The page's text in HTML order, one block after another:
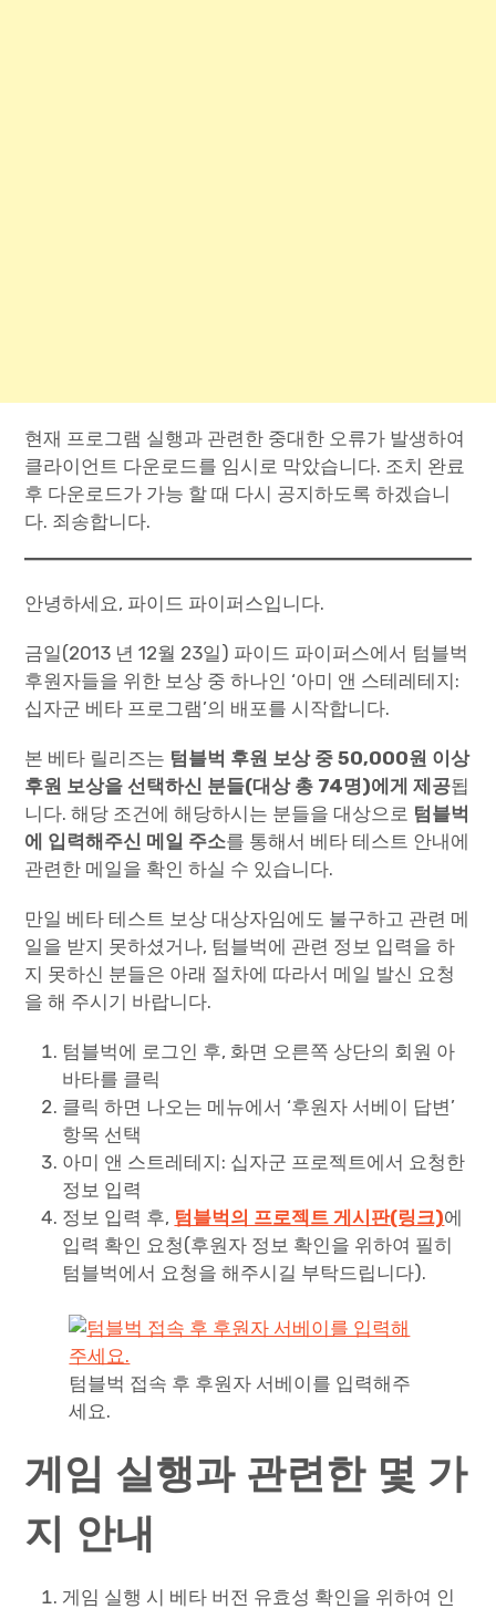
현재 프로그램 실행과 관련한 중대한 오류가 발생하여
클라이언트 다운로드를 임시로 막았습니다. 조치 완료
후 다운로드가 가능 할 때 다시 공지하도록 하겠습니
다. 죄송합니다.
안녕하세요, 파이드 파이퍼스입니다.
금일(2013 년 12월 23일) 파이드 파이퍼스에서 텀블벅
후원자들을 위한 보상 중 하나인 ‘아미 앤 스테레테지:
십자군 베타 프로그램’의 배포를 시작합니다.
본 베타 릴리즈는 텀블벅 후원 보상 중 50,000원 이상
후원 보상을 선택하신 분들(대상 총 74명)에게 제공됩
니다. 해당 조건에 해당하시는 분들을 대상으로 텀블벅
에 입력해주신 메일 주소를 통해서 베타 테스트 안내에
관련한 메일을 확인 하실 수 있습니다.
만일 베타 테스트 보상 대상자임에도 불구하고 관련 메
일을 받지 못하셨거나, 텀블벅에 관련 정보 입력을 하
지 못하신 분들은 아래 절차에 따라서 메일 발신 요청
을 해 주시기 바랍니다.
텀블벅에 로그인 후, 화면 오른쪽 상단의 회원 아
바타를 클릭
클릭 하면 나오는 메뉴에서 ‘후원자 서베이 답변’
항목 선택
아미 앤 스트레테지: 십자군 프로젝트에서 요청한
정보 입력
정보 입력 후, 텀블벅의 프로젝트 게시판(링크)에
입력 확인 요청(후원자 정보 확인을 위하여 필히
텀블벅에서 요청을 해주시길 부탁드립니다).
텀블벅 접속 후 후원자 서베이를 입력해주
세요.
게임 실행과 관련한 몇 가
지 안내
게임 실행 시 베타 버전 유효성 확인을 위하여 인